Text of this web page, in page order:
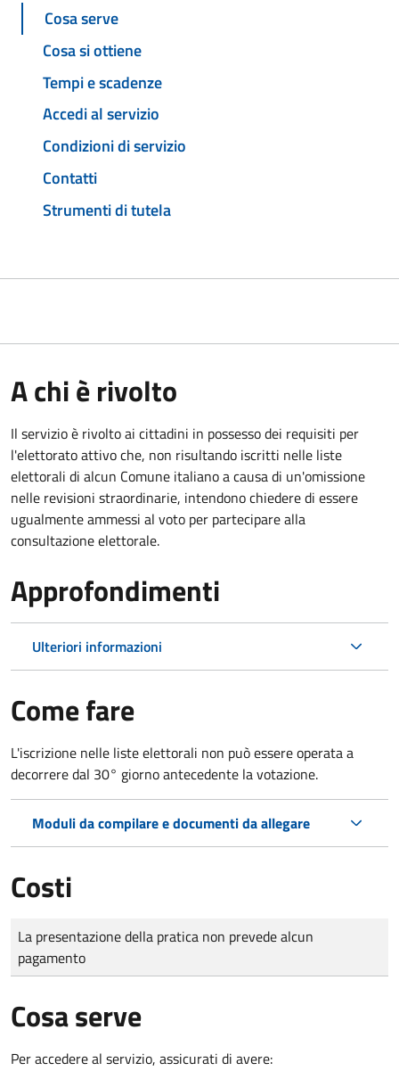
Cosa serve
Cosa si ottiene
Tempi e scadenze
Accedi al servizio
Condizioni di servizio
Contatti
Strumenti di tutela
A chi è rivolto
Il servizio è rivolto ai cittadini in possesso dei requisiti per
l'elettorato attivo che, non risultando iscritti nelle liste
elettorali di alcun Comune italiano a causa di un'omissione
nelle revisioni straordinarie, intendono chiedere di essere
ugualmente ammessi al voto per partecipare alla
consultazione elettorale.
Approfondimenti
Ulteriori informazioni
Come fare
L'iscrizione nelle liste elettorali non può essere operata a
decorrere dal 30° giorno antecedente la votazione.
Moduli da compilare e documenti da allegare
Costi
Tipo di pagamento
Importo
La presentazione della pratica non prevede alcun
pagamento
Cosa serve
Per accedere al servizio, assicurati di avere: